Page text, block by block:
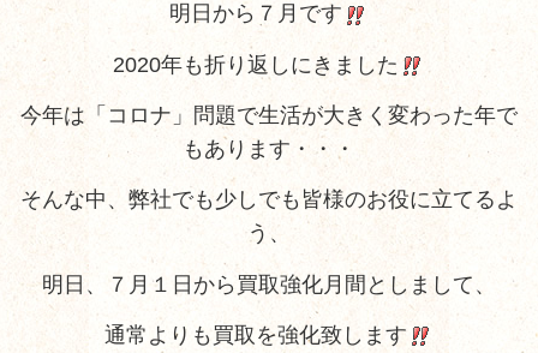
明日から７月です
2020年も折り返しにきました
今年は「コロナ」問題で生活が大きく変わった年で
もあります・・・
そんな中、弊社でも少しでも皆様のお役に立てるよ
う、
明日、７月１日から買取強化月間としまして、
通常よりも買取を強化致します